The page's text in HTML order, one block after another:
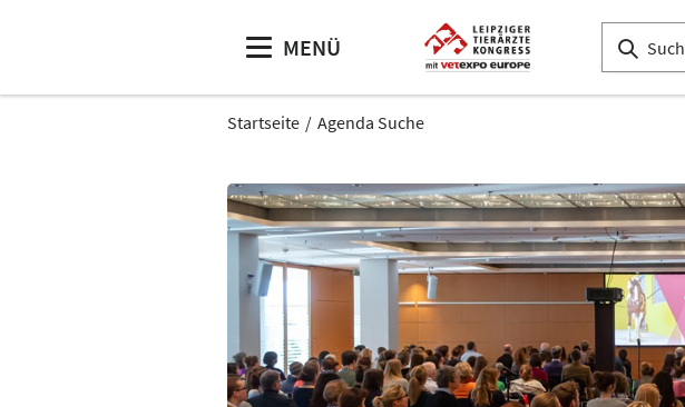
MENÜ
Startseite Agenda Suche